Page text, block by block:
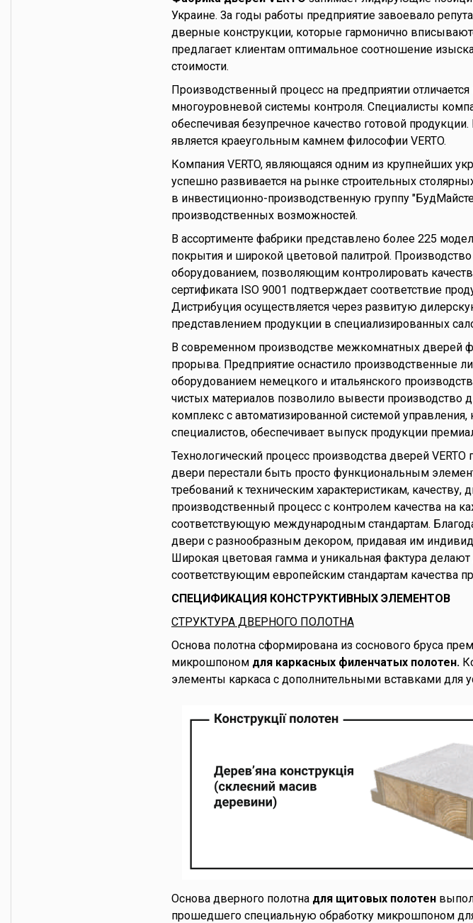
Украине. За годы работы предприятие завоевало
дверные конструкции, которые гармонично
предлагает клиентам оптимальное соотношение
стоимости.
Производственный процесс на предприятии
многоуровневой системы контроля. Специалисты
обеспечивая безупречное качество готовой
является краеугольным камнем философии VERTO.
Компания VERTO, являющаяся одним из крупнейших
успешно развивается на рынке строительных
в инвестиционно-производственную группу
производственных возможностей.
В ассортименте фабрики представлено более 225
покрытия и широкой цветовой палитрой.
оборудованием, позволяющим контролировать
сертификата ISO 9001 подтверждает соответствие
Дистрибуция осуществляется через развитую
представлением продукции в специализированных
В современном производстве межкомнатных дверей
прорыва. Предприятие оснастило
оборудованием немецкого и итальянского
чистых материалов позволило вывести
комплекс с автоматизированной системой
специалистов, обеспечивает выпуск продукции
Технологический процесс производства дверей
двери перестали быть просто функциональным
требований к техническим характеристикам,
производственный процесс с контролем качества на
соответствующую международным стандартам.
двери с разнообразным декором, придавая им
Широкая цветовая гамма и уникальная фактура
соответствующим европейским стандартам качества
СПЕЦИФИКАЦИЯ КОНСТРУКТИВНЫХ ЭЛЕМЕНТОВ
СТРУКТУРА ДВЕРНОГО ПОЛОТНА
Основа полотна сформирована из соснового бруса
микрошпоном для каркасных филенчатых полотен.
элементы каркаса с дополнительными вставками для
Основа дверного полотна для щитовых полотен
прошедшего специальную обработку микрошпоном